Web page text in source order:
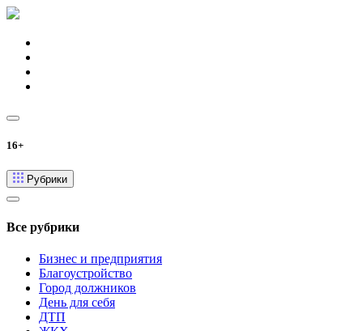
16+
Рубрики
Все рубрики
Бизнес и предприятия
Благоустройство
Город должников
День для себя
ДТП